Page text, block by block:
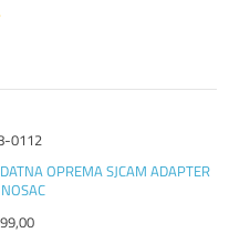
0112
OPREMA SJCAM ADAPTER